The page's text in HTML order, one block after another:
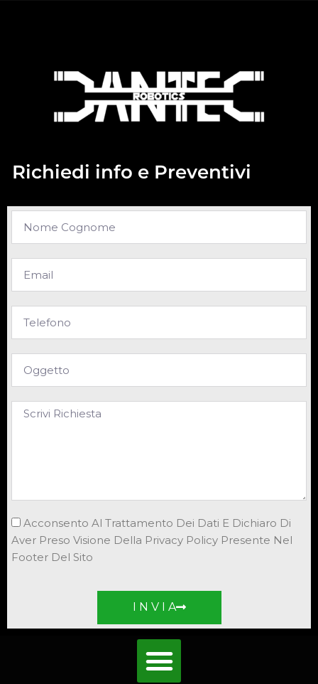
Richiedi info e Preventivi
Acconsento Al Trattamento Dei Dati E Dichiaro Di
Aver Preso Visione Della Privacy Policy Presente Nel
Footer Del Sito
I N V I A